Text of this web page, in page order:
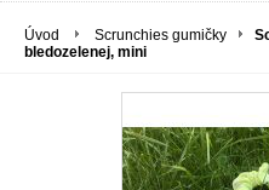
Úvod Scrunchies gumičky
bledozelenej, mini